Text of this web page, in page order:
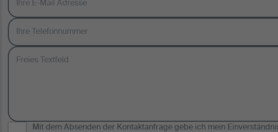
Mit dem Absenden der Kontaktanfrage gebe ich mein